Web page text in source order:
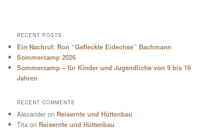
RECENT POSTS
Ein Nachruf: Ron “Gefleckte Eidechse” Bachmann
Sommercamp 2026
Sommercamp – für Kinder und Jugendliche von 9 bis 16
Jahren
RECENT COMMENTS
Alexander on Reisernte und Hüttenbau
Tita on Reisernte und Hüttenbau